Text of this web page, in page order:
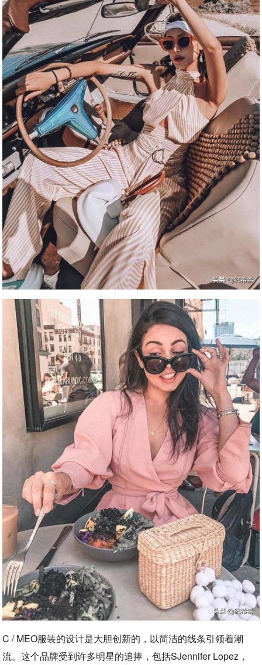
C / MEO服装的设计是大胆创新的，以简洁的线条引领着潮
流。这个品牌受到许多明星的追捧，包括SJennifer Lopez，